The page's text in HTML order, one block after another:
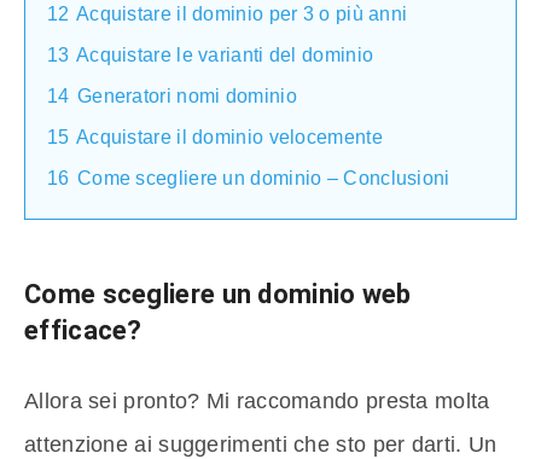
12 Acquistare il dominio per 3 o più anni
13 Acquistare le varianti del dominio
14 Generatori nomi dominio
15 Acquistare il dominio velocemente
16 Come scegliere un dominio – Conclusioni
Come scegliere un dominio web
efficace?
Allora sei pronto? Mi raccomando presta molta
attenzione ai suggerimenti che sto per darti. Un